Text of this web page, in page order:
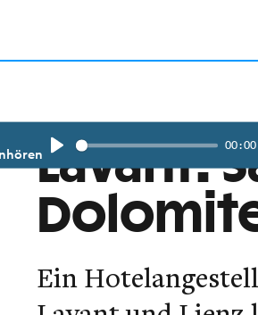
Play
00:00
Lavant:
Ein